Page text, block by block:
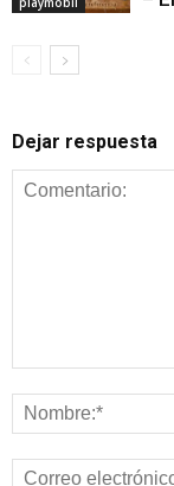
Dejar respuesta